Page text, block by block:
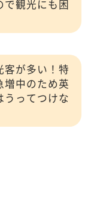
で観光にも困
客が多い！特
増中のため英
うってつけな